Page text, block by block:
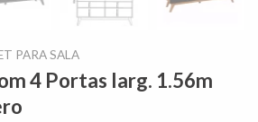
PARA SALA
4 Portas larg. 1.56m